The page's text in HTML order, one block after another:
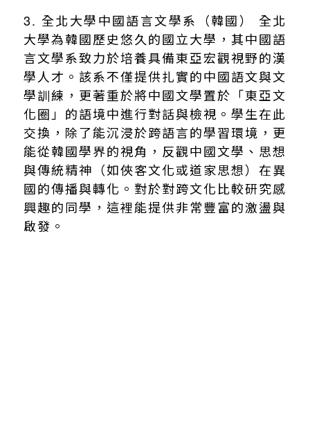
3. 全北大學中國語言文學系（韓國） 全北
大學為韓國歷史悠久的國立大學，其中國語
言文學系致力於培養具備東亞宏觀視野的漢
學人才。該系不僅提供扎實的中國語文與文
學訓練，更著重於將中國文學置於「東亞文
化圈」的語境中進行對話與檢視。學生在此
交換，除了能沉浸於跨語言的學習環境，更
能從韓國學界的視角，反觀中國文學、思想
與傳統精神（如俠客文化或道家思想）在異
國的傳播與轉化。對於對跨文化比較研究感
興趣的同學，這裡能提供非常豐富的激盪與
啟發。